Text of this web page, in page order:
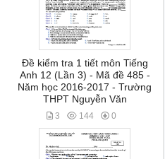
Đề kiểm tra 1 tiết môn Tiếng
Anh 12 (Lần 3) - Mã đề 485 -
Năm học 2016-2017 - Trường
THPT Nguyễn Văn
3 144 0